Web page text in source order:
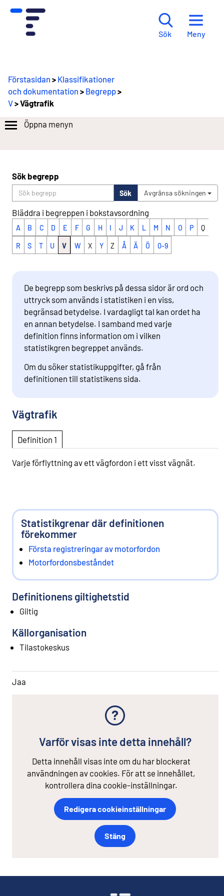
Sök Meny
Förstasidan > Klassifikationer
och dokumentation > Begrepp>
V> Vägtrafik
Öppna menyn
Sök begrepp
Sök Avgränsa sökningen
Bläddra i begreppen i bokstavsordning
A B C D E F G H I J K L M N O P Q
R S T U V W X Y Z Å Ä Ö 0-9
De begrepp som beskrivs på dessa sidor är ord och
uttryck som används i statistiken i en viss,
begränsad betydelse. I vardagligt tal kan ordet ha
en annan betydelse. I samband med varje
definition finns information om i vilken
statistikgren begreppet används.
Om du söker statistikuppgifter, gå från
definitionen till statistikens sida.
Vägtrafik
Definition 1
Varje förflyttning av ett vägfordon i ett visst vägnät.
Statistikgrenar där definitionen
förekommer
Första registreringar av motorfordon
Motorfordonsbeståndet
Definitionens giltighetstid
Giltig
Källorganisation
Tilastokeskus
Jaa
Varför visas inte detta innehåll?
Detta innehåll visas inte om du har blockerat
användningen av cookies. För att se innehållet,
kontrollera dina cookie-inställningar.
Redigera cookieinställningar
Stäng